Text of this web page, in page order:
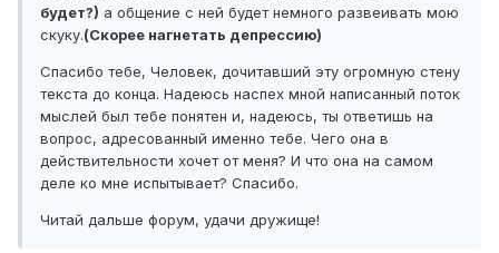
будет?) а общение с ней будет немного развеивать мою
скуку.(Скорее нагнетать депрессию)
Спасибо тебе, Человек, дочитавший эту огромную стену
текста до конца. Надеюсь наспех мной написанный поток
мыслей был тебе понятен и, надеюсь, ты ответишь на
вопрос, адресованный именно тебе. Чего она в
действительности хочет от меня? И что она на самом
деле ко мне испытывает? Спасибо.
Читай дальше форум, удачи дружище!